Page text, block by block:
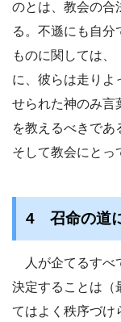
のとは、教会の合
る。不遜にも自分
ものに関しては
に、彼らは走りよ
せられた神のみ言
を教えるべきであ
そして教会にとっ
4 召命の道
人が企てるすべ
決定することは（
てはよく秩序づけ